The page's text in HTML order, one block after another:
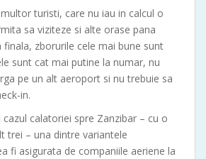
turisti, care nu iau in calcul o
sa viziteze si alte orase pana
finala, zborurile cele mai bune sunt
sunt cat mai putine la numar, nu
pe un alt aeroport si nu trebuie sa
in.
calatoriei spre Zanzibar – cu o
trei – una dintre variantele
fi asigurata de companiile aeriene la